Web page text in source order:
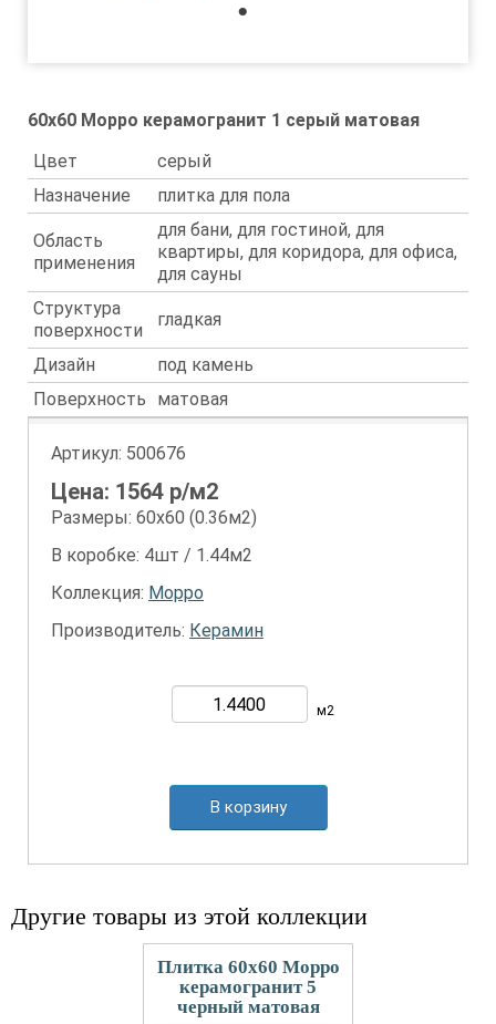
60x60 Морро керамогранит 1 серый матовая
Цвет
серый
Назначение
плитка для пола
Область
применения
для бани, для гостиной, для
квартиры, для коридора, для офиса,
для сауны
Структура
поверхности
гладкая
Дизайн
под камень
Поверхность
матовая
Артикул: 500676
Цена: 1564 р/м2
Размеры: 60х60 (0.36м2)
В коробке: 4шт / 1.44м2
Коллекция: Морро
Производитель: Керамин
м2
В корзину
Другие товары из этой коллекции
Плитка 60x60 Морро
керамогранит 5
черный матовая